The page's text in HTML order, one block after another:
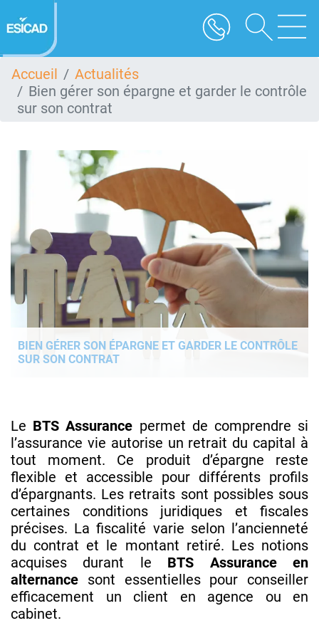
au
contenu
Accueil
Actualités
Bien gérer son épargne et garder le contrôle
sur son contrat
BIEN GÉRER SON ÉPARGNE ET GARDER LE CONTRÔLE
SUR SON CONTRAT
Le BTS Assurance permet de comprendre si
l’assurance vie autorise un retrait du capital à
tout moment. Ce produit d’épargne reste
flexible et accessible pour différents profils
d’épargnants. Les retraits sont possibles sous
certaines conditions juridiques et fiscales
précises. La fiscalité varie selon l’ancienneté
du contrat et le montant retiré. Les notions
acquises durant le BTS Assurance en
alternance sont essentielles pour conseiller
efficacement un client en agence ou en
cabinet.